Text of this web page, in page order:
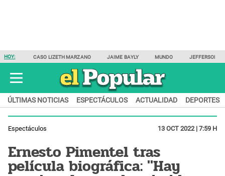
HOY: CASO LIZETH MARZANO JAIME BAYLY MUNDO JEFFERSON
ÚLTIMAS NOTICIAS ESPECTÁCULOS ACTUALIDAD DEPORTES
Espectáculos 13 OCT 2022 | 7:59 H
Ernesto Pimentel tras
película biográfica: "Hay